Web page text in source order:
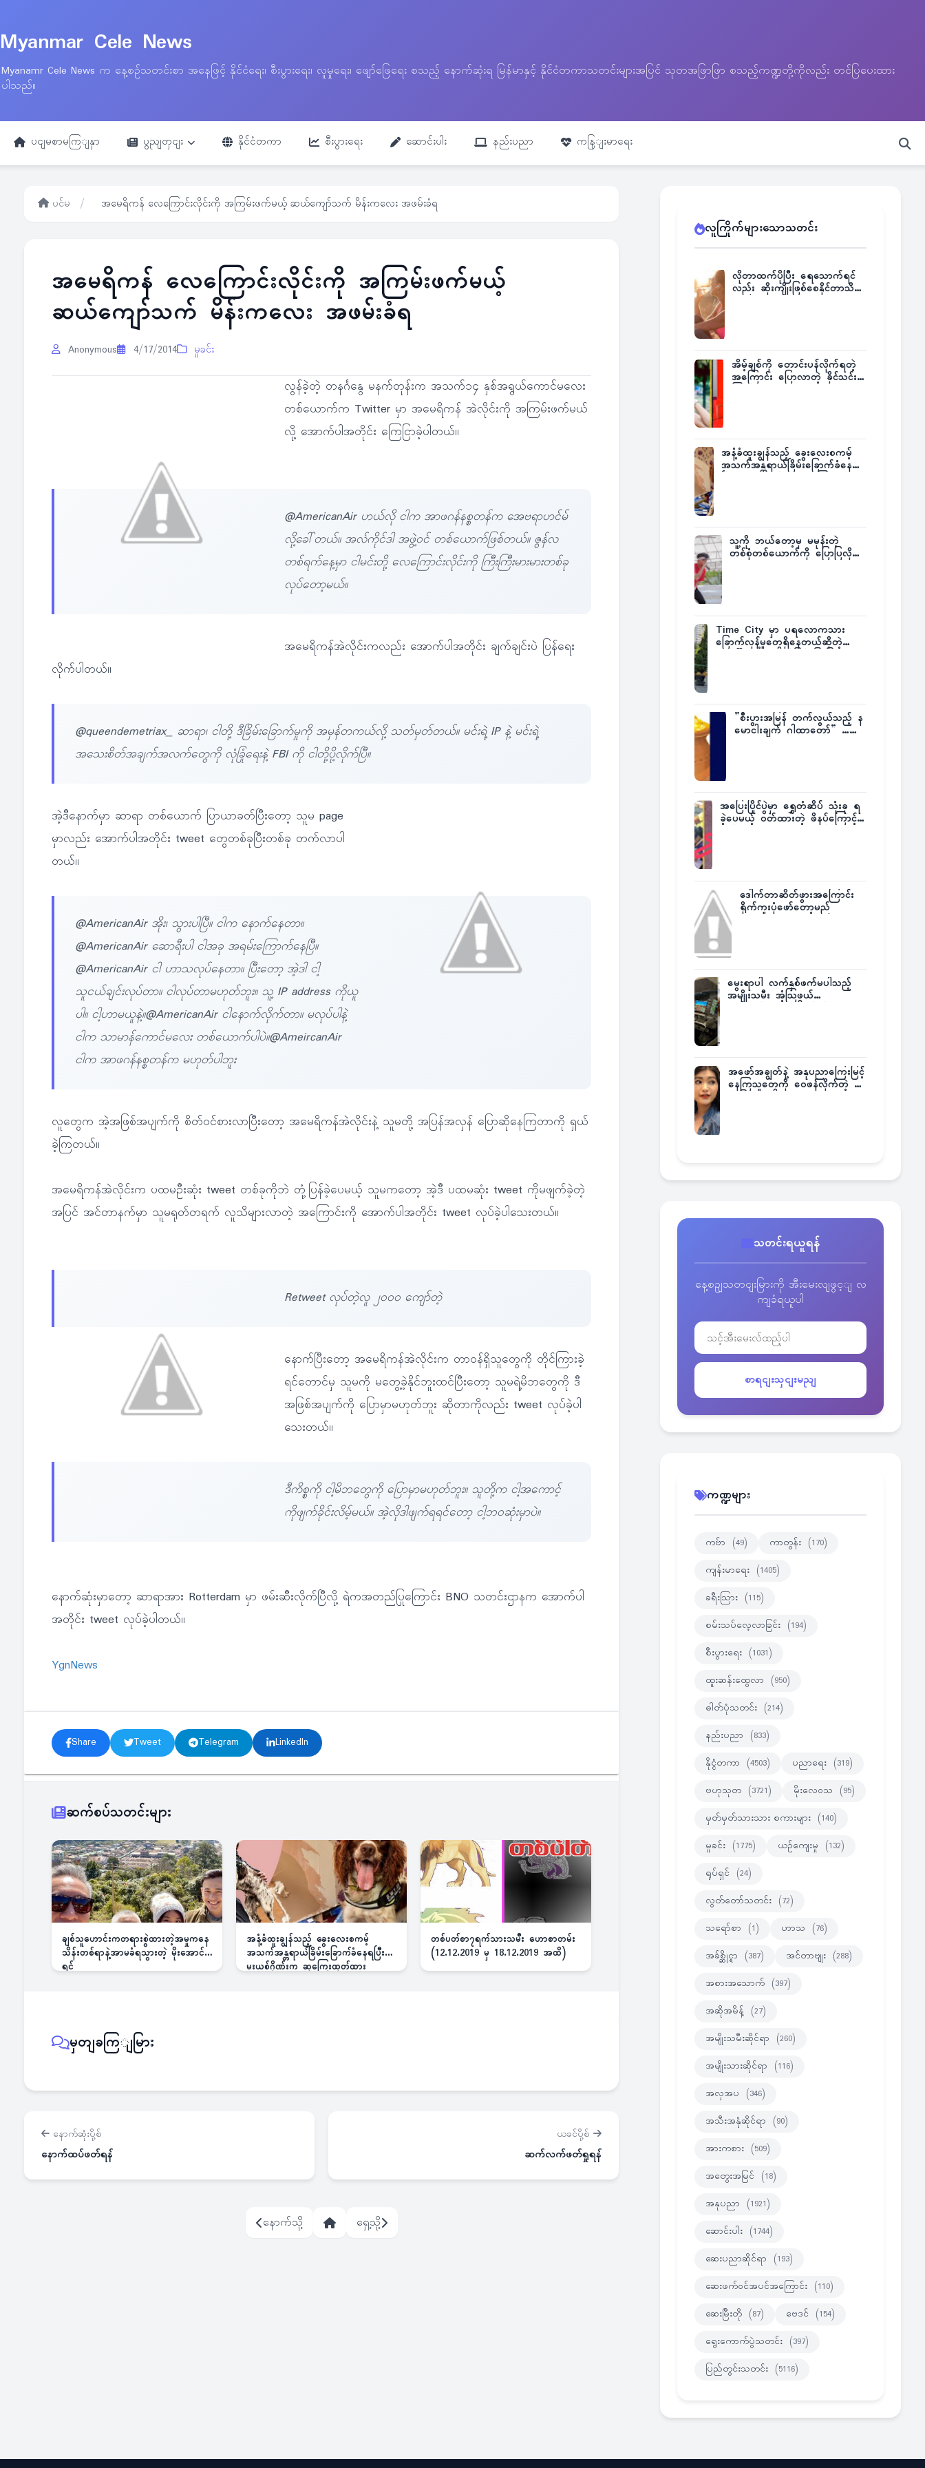
Myanmar Cele News
Myanamr Cele News က နေ့စဉ်သတင်းစာ အနေဖြင့် နိုင်ငံရေး၊ စီးပွားရေး၊ လူမှုရေး၊ ဖျော်ဖြေရေး စသည့် နောက်ဆုံးရ မြန်မာနှင့် နိုင်ငံတကာသတင်းများအပြင် သုတအဖြာဖြာ စသည့်ကဏ္ဍတို့ကိုလည်း တင်ပြပေးထား
ပါသည်။
ပငျမစာမကြျနှာ ပွညျတှငျး နိုင်ငံတကာ စီးပွားရေး ဆောင်းပါး နည်းပညာ ကနြျးမာရေး
ပင်မ / အမေရိကန် လေကြောင်းလိုင်းကို အကြမ်းဖက်မယ့် ဆယ်ကျော်သက် မိန်းကလေး အဖမ်းခံရ
အမေရိကန် လေကြောင်းလိုင်းကို အကြမ်းဖက်မယ့်
ဆယ်ကျော်သက် မိန်းကလေး အဖမ်းခံရ
Anonymous 4/17/2014 မှုခင်း
လွန်ခဲ့တဲ့ တနင်္ဂနွေ မနက်တုန်းက အသက်၁၄ နှစ်အရွယ်ကောင်မလေး
တစ်ယောက်က Twitter မှာ အမေရိကန် အဲလိုင်းကို အကြမ်းဖက်မယ်
လို့ အောက်ပါအတိုင်း ကြေငြာခဲ့ပါတယ်။
@AmericanAir ဟယ်လို ငါက အာဖဂန်နစ္စတန်က အေဗရာဟင်မ်
လို့ခေါ်တယ်။ အလ်ကိုင်ဒါ အဖွဲ့ဝင် တစ်ယောက်ဖြစ်တယ်။ ဇွန်လ
တစ်ရက်နေ့မှာ ငါမင်းတို့ လေကြောင်းလိုင်းကို ကြီးကြီးမားမားတစ်ခု
လုပ်တော့မယ်။
အမေရိကန်အဲလိုင်းကလည်း အောက်ပါအတိုင်း ချက်ချင်းပဲ ပြန်ရေး
လိုက်ပါတယ်။
@queendemetriax_ ဆာရာ၊ ငါတို့ ဒီခြိမ်းခြောက်မှုကို အမှန်တကယ်လို့ သတ်မှတ်တယ်။ မင်းရဲ့ IP နဲ့ မင်းရဲ့
အသေးစိတ်အချက်အလက်တွေကို လုံခြုံရေးနဲ့ FBI ကို ငါတို့ပို့လိုက်ပြီ။
အဲ့ဒီနောက်မှာ ဆာရာ တစ်ယောက် ပြာယာခတ်ပြီးတော့ သူမ page
မှာလည်း အောက်ပါအတိုင်း tweet တွေတစ်ခုပြီးတစ်ခု တက်လာပါ
တယ်။
@AmericanAir အိုး၊ သွားပါပြီ။ ငါက နောက်နေတာ။
@AmericanAir ဆောရီးပါ ငါအခု အရမ်းကြောက်နေပြီ။
@AmericanAir ငါ ဟာသလုပ်နေတာ။ ပြီးတော့ အဲ့ဒါ ငါ့
သူငယ်ချင်းလုပ်တာ။ ငါလုပ်တာမဟုတ်ဘူး။ သူ့ IP address ကိုယူ
ပါ။ ငါ့ဟာမယူနဲ့။@AmericanAir ငါနောက်လိုက်တာ။ မလုပ်ပါနဲ့
ငါက သာမာန်ကောင်မလေး တစ်ယောက်ပါပဲ။@AmeircanAir
ငါက အာဖဂန်နစ္စတန်က မဟုတ်ပါဘူး
လူတွေက အဲ့အဖြစ်အပျက်ကို စိတ်ဝင်စားလာပြီးတော့ အမေရိကန်အဲလိုင်းနဲ့ သူမတို့ အပြန်အလှန် ပြောဆိုနေကြတာကို ရှယ်
ခဲ့ကြတယ်။
အမေရိကန်အဲလိုင်းက ပထမဦးဆုံး tweet တစ်ခုကိုဘဲ တုံ့ပြန်ခဲ့ပေမယ့် သူမကတော့ အဲ့ဒီ ပထမဆုံး tweet ကိုမဖျက်ခဲ့တဲ့
အပြင် အင်တာနက်မှာ သူမရုတ်တရက် လူသိများလာတဲ့ အကြောင်းကို အောက်ပါအတိုင်း tweet လုပ်ခဲ့ပါသေးတယ်။
Retweet လုပ်တဲ့လူ ၂၀၀၀ ကျော်တဲ့
နောက်ပြီးတော့ အမေရိကန်အဲလိုင်းက တာဝန်ရှိသူတွေကို တိုင်ကြားခဲ့
ရင်တောင်မှ သူမကို မတွေ့ခဲ့နိုင်ဘူးထင်ပြီးတော့ သူမရဲ့မိဘတွေကို ဒီ
အဖြစ်အပျက်ကို ပြောမှာမဟုတ်ဘူး ဆိုတာကိုလည်း tweet လုပ်ခဲ့ပါ
သေးတယ်။
ဒီကိစ္စကို ငါ့မိဘတွေကို ပြောမှာမဟုတ်ဘူး။ သူတို့က ငါ့အကောင့်
ကိုဖျက်ခိုင်းလိမ့်မယ်။ အဲ့လိုဒါဖျက်ရရင်တော့ ငါ့ဘဝဆုံးမှာပဲ။
နောက်ဆုံးမှာတော့ ဆာရာအား Rotterdam မှာ ဖမ်းဆီးလိုက်ပြီလို့ ရဲကအတည်ပြုကြောင်း BNO သတင်းဌာနက အောက်ပါ
အတိုင်း tweet လုပ်ခဲ့ပါတယ်။
YgnNews
Share Tweet Telegram LinkedIn
ဆက်စပ်သတင်းများ
ချစ်သူဟောင်းကတရားစွဲထားတဲ့အမှုကနေ
သိန်းတစ်ရာနဲ့အာမခံရသွားတဲ့ မိုးအောင်
ရင်
အနံ့ခံထူးချွန်သည့် ခွေးလေးစကမ့်
အသက်အန္တရာယ်ခြိမ်းခြောက်ခံနေရပြီး
မူးယစ်ဂိုဏ်းက ဆုကြေးထုတ်ထား
တစ်ပတ်စာ၇ရက်သားသမီး ဟောစာတမ်း
(12.12.2019 မှ 18.12.2019 အထိ)
မှတျခကြျမြား
နောက်ဆုံးပို့စ်
နောက်ထပ်ဖတ်ရန်
ယခင်ပို့စ်
ဆက်လက်ဖတ်ရှုရန်
နောက်သို့ ရှေ့သို့
လူကြိုက်များသောသတင်း
လိုတာထက်ပိုပြီး ရေသောက်ရင်
လည်း ဆိုးကျိုးဖြစ်စေနိုင်တာသိရဲ့
အိမ့်ချစ်ကို တောင်းပန်လိုက်ရတဲ့
အကြောင်း ပြောလာတဲ့ ခိုင်သင်း
အနံ့ခံထူးချွန်သည့် ခွေးလေးစကမ့်
အသက်အန္တရာယ်ခြိမ်းခြောက်ခံနေရ
သူ့ကို ဘယ်တော့မှ မမုန်းတဲ့
တစ်စုံတစ်ယောက်ကို ပြောပြလိုက်
Time City မှာ ပရလောကသား
ခြောက်လှန့်မှုတွေရှိနေတယ်ဆိုတဲ့
”စီးပွားအမြန် တက်လွယ်သည့် န
မောငါးချက် ဂါထာတော်” ……
အပြေးပြိုင်ပွဲမှာ ရွှေတံဆိပ် သုံးခု ရ
ခဲ့ပေမယ့် ဝတ်ထားတဲ့ ဖိနပ်ကြောင့်
ဒေါက်တာဆိတ်ဖွားအကြောင်း
ရိုက်ကူးပုံဖော်တော့မည်
မွေးရာပါ လက်နှစ်ဖက်မပါသည့်
အမျိုးသမီး အံ့သြဖွယ်
အဖော်အချွတ်နဲ့ အနုပညာကြေးမြင့်
နေကြသူတွေကို ဝေဖန်လိုက်တဲ့ သ
သတင်းရယူရန်
နေ့စဥျသတငျးမြားကို အီးမေးလျဖွင့ျ လ
ကျခံရယူပါ
စာရငျးသှငျးမညျ
ကဏ္ဍများ
ကဗ်ာ (49) ကာတွန်း (170)
ကျန်းမာရေး (1405)
ခရီးသြား (115)
စမ်းသပ်လေ့လာခြင်း (194)
စီးပွားရေး (1031)
ထူးဆန်းထွေလာ (950)
ဓါတ်ပုံသတင်း (214)
နည်းပညာ (833)
နိုင္ငံတကာ (4503) ပညာရေး (319)
ဗဟုသုတ (3721) မိုးလေဝသ (95)
မှတ်မှတ်သားသား စကားများ (140)
မှုခင်း (1775) ယဉ်ကျေးမှု (132)
ရုပ်ရှင် (24)
လွတ်တော်သတင်း (72)
သရော်စာ (1) ဟာသ (76)
အခ်စ္ဆိုင္ရာ (387) အင်တာဗျုး (288)
အစားအသောက် (397)
အဆိုအမိန့် (27)
အမျိုးသမီးဆိုင်ရာ (260)
အမျိုးသားဆိုင်ရာ (116)
အလှအပ (346)
အသီးအနှံဆိုင်ရာ (90)
အားကစား (509)
အတွေးအမြင် (18)
အနုပညာ (1921)
ဆောင်းပါး (1744)
ဆေးပညာဆိုင်ရာ (193)
ဆေးဖက်ဝင်အပင်အကြောင်း (110)
ဆေးမြီးတို (87) ဗေဒင် (154)
ရွေးကောက်ပွဲသတင်း (397)
ပြည်တွင်းသတင်း (5116)